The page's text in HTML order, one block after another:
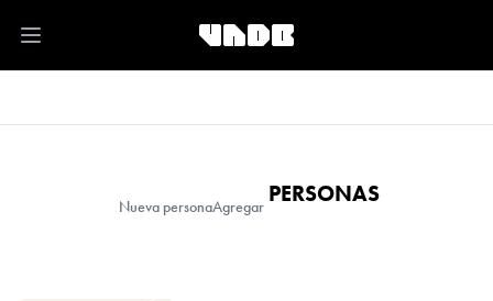
Open main menu
Nueva personaAgregar PERSONAS